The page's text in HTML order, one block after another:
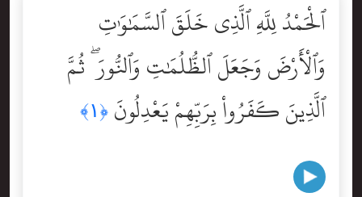
ٱلْحَمْدُ لِلَّهِ ٱلَّذِى خَلَقَ ٱلسَّمَٰوَٰتِ
وَٱلْأَرْضَ وَجَعَلَ ٱلظُّلُمَٰتِ وَٱلنُّورَ ۖ ثُمَّ
ٱلَّذِينَ كَفَرُواْ بِرَبِّهِمْ يَعْدِلُونَ ﴿١﴾